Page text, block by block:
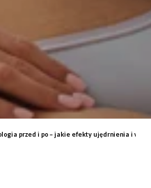
przed i po – jakie efekty ujędrnienia i